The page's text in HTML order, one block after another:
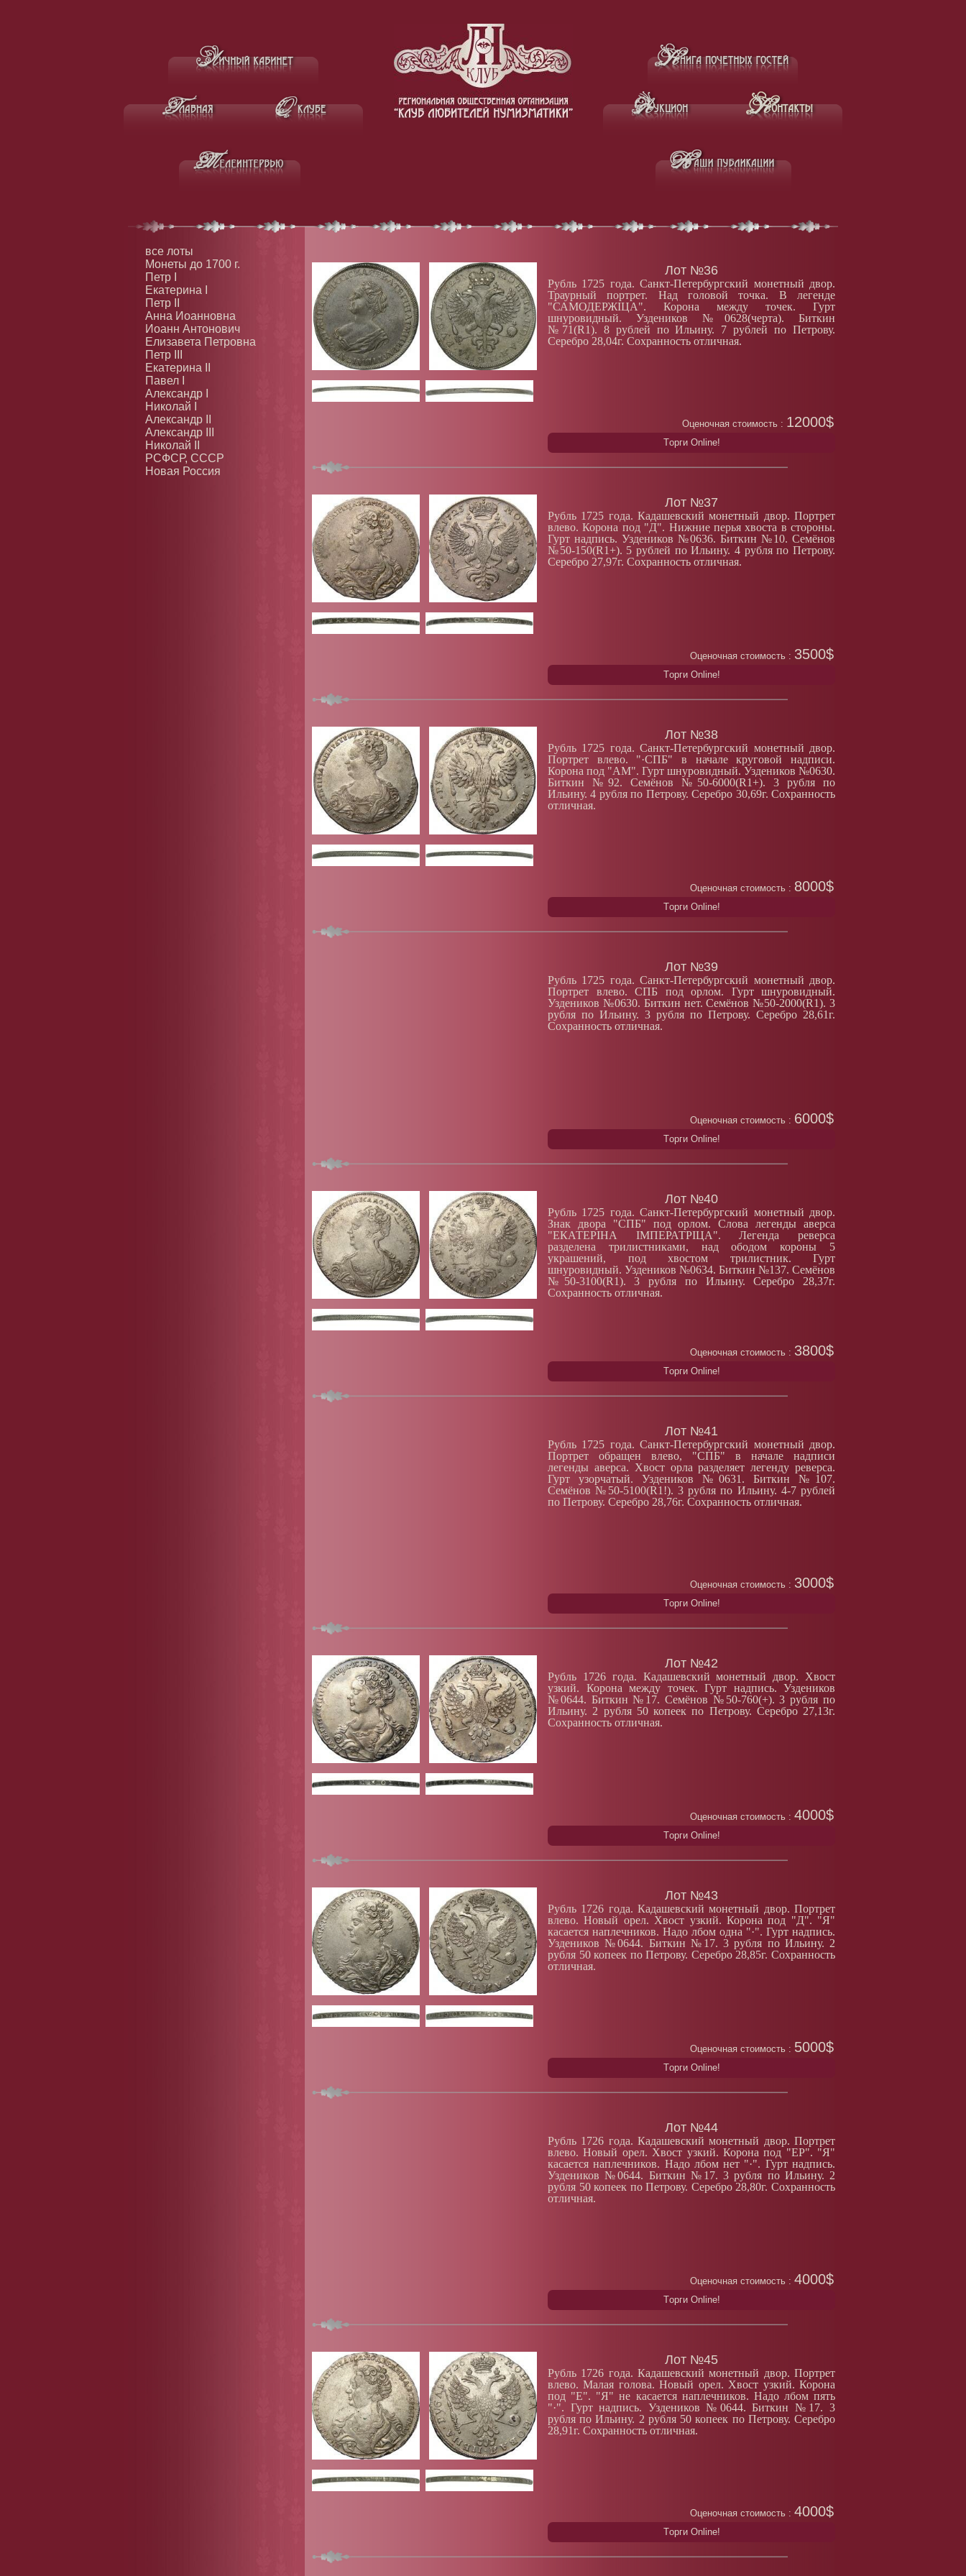
все лоты
Монеты до 1700 г.
Петр I
Екатерина I
Петр II
Анна Иоанновна
Иоанн Антонович
Елизавета Петровна
Петр III
Екатерина II
Павел I
Александр I
Николай I
Александр II
Александр III
Николай II
РСФСР, СССР
Новая Россия
Лот №36
Рубль 1725 года. Санкт-Петербургский монетный двор.
Траурный портрет. Над головой точка. В легенде
"САМОДЕРЖIЦА". Корона между точек. Гурт
шнуровидный. Уздеников №0628(черта). Биткин
№71(R1). 8 рублей по Ильину. 7 рублей по Петрову.
Серебро 28,04г. Сохранность отличная.
Оценочная стоимость : 12000$
Tорги Online!
Лот №37
Рубль 1725 года. Кадашевский монетный двор. Портрет
влево. Корона под "Д". Нижние перья хвоста в стороны.
Гурт надпись. Уздеников №0636. Биткин №10. Семёнов
№50-150(R1+). 5 рублей по Ильину. 4 рубля по Петрову.
Серебро 27,97г. Сохранность отличная.
Оценочная стоимость : 3500$
Tорги Online!
Лот №38
Рубль 1725 года. Санкт-Петербургский монетный двор.
Портрет влево. "·СПБ" в начале круговой надписи.
Корона под "АМ". Гурт шнуровидный. Уздеников №0630.
Биткин №92. Семёнов №50-6000(R1+). 3 рубля по
Ильину. 4 рубля по Петрову. Серебро 30,69г. Сохранность
отличная.
Оценочная стоимость : 8000$
Tорги Online!
Лот №39
Рубль 1725 года. Санкт-Петербургский монетный двор.
Портрет влево. СПБ под орлом. Гурт шнуровидный.
Уздеников №0630. Биткин нет. Семёнов №50-2000(R1). 3
рубля по Ильину. 3 рубля по Петрову. Серебро 28,61г.
Сохранность отличная.
Оценочная стоимость : 6000$
Tорги Online!
Лот №40
Рубль 1725 года. Санкт-Петербургский монетный двор.
Знак двора "СПБ" под орлом. Слова легенды аверса
"ЕКАТЕРIНА IMПЕРАТРIЦА". Легенда реверса
разделена трилистниками, над ободом короны 5
украшений, под хвостом трилистник. Гурт
шнуровидный. Уздеников №0634. Биткин №137. Семёнов
№50-3100(R1). 3 рубля по Ильину. Серебро 28,37г.
Сохранность отличная.
Оценочная стоимость : 3800$
Tорги Online!
Лот №41
Рубль 1725 года. Санкт-Петербургский монетный двор.
Портрет обращен влево, "СПБ" в начале надписи
легенды аверса. Хвост орла разделяет легенду реверса.
Гурт узорчатый. Уздеников №0631. Биткин №107.
Семёнов №50-5100(R1!). 3 рубля по Ильину. 4-7 рублей
по Петрову. Серебро 28,76г. Сохранность отличная.
Оценочная стоимость : 3000$
Tорги Online!
Лот №42
Рубль 1726 года. Кадашевский монетный двор. Хвост
узкий. Корона между точек. Гурт надпись. Уздеников
№0644. Биткин №17. Семёнов №50-760(+). 3 рубля по
Ильину. 2 рубля 50 копеек по Петрову. Серебро 27,13г.
Сохранность отличная.
Оценочная стоимость : 4000$
Tорги Online!
Лот №43
Рубль 1726 года. Кадашевский монетный двор. Портрет
влево. Новый орел. Хвост узкий. Корона под "Д". "Я"
касается наплечников. Надо лбом одна "·". Гурт надпись.
Уздеников №0644. Биткин №17. 3 рубля по Ильину. 2
рубля 50 копеек по Петрову. Серебро 28,85г. Сохранность
отличная.
Оценочная стоимость : 5000$
Tорги Online!
Лот №44
Рубль 1726 года. Кадашевский монетный двор. Портрет
влево. Новый орел. Хвост узкий. Корона под "ЕР". "Я"
касается наплечников. Надо лбом нет "·". Гурт надпись.
Уздеников №0644. Биткин №17. 3 рубля по Ильину. 2
рубля 50 копеек по Петрову. Серебро 28,80г. Сохранность
отличная.
Оценочная стоимость : 4000$
Tорги Online!
Лот №45
Рубль 1726 года. Кадашевский монетный двор. Портрет
влево. Малая голова. Новый орел. Хвост узкий. Корона
под "Е". "Я" не касается наплечников. Надо лбом пять
"·". Гурт надпись. Уздеников №0644. Биткин №17. 3
рубля по Ильину. 2 рубля 50 копеек по Петрову. Серебро
28,91г. Сохранность отличная.
Оценочная стоимость : 4000$
Tорги Online!